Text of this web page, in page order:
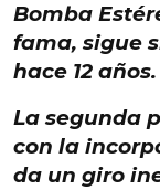
Bomba
fama, sigue
hace 12 años.
La segunda
con la
da un giro